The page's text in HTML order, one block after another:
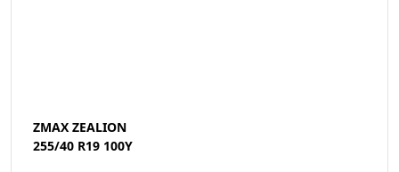
ZMAX ZEALION
255/40 R19 100Y